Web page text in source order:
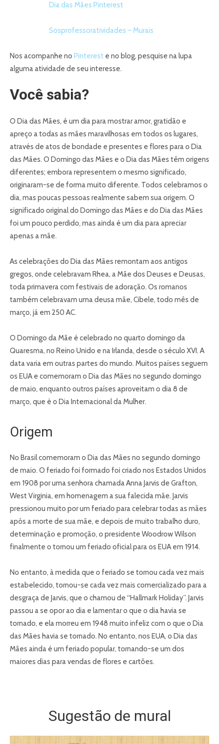
Dia das Mães Pinterest
Sosprofessoratividades – Murais
Nos acompanhe no Pinterest e no blog, pesquise na lupa
alguma atividade de seu interesse.
Você sabia?
O Dia das Mães, é um dia para mostrar amor, gratidão e
apreço a todas as mães maravilhosas em todos os lugares,
através de atos de bondade e presentes e flores para o Dia
das Mães. O Domingo das Mães e o Dia das Mães têm origens
diferentes; embora representem o mesmo significado,
originaram-se de forma muito diferente. Todos celebramos o
dia, mas poucas pessoas realmente sabem sua origem. O
significado original do Domingo das Mães e do Dia das Mães
foi um pouco perdido, mas ainda é um dia para apreciar
apenas a mãe.
As celebrações do Dia das Mães remontam aos antigos
gregos, onde celebravam Rhea, a Mãe dos Deuses e Deusas,
toda primavera com festivais de adoração. Os romanos
também celebravam uma deusa mãe, Cibele, todo mês de
março, já em 250 AC.
O Domingo da Mãe é celebrado no quarto domingo da
Quaresma, no Reino Unido e na Irlanda, desde o século XVI. A
data varia em outras partes do mundo. Muitos países seguem
os EUA e comemoram o Dia das Mães no segundo domingo
de maio, enquanto outros países aproveitam o dia 8 de
março, que é o Dia Internacional da Mulher.
Origem
No Brasil comemoram o Dia das Mães no segundo domingo
de maio. O feriado foi formado foi criado nos Estados Unidos
em 1908 por uma senhora chamada Anna Jarvis de Grafton,
West Virginia, em homenagem a sua falecida mãe. Jarvis
pressionou muito por um feriado para celebrar todas as mães
após a morte de sua mãe, e depois de muito trabalho duro,
determinação e promoção, o presidente Woodrow Wilson
finalmente o tornou um feriado oficial para os EUA em 1914.
No entanto, à medida que o feriado se tornou cada vez mais
estabelecido, tornou-se cada vez mais comercializado para a
desgraça de Jarvis, que o chamou de “Hallmark Holiday”. Jarvis
passou a se opor ao dia e lamentar o que o dia havia se
tornado, e ela morreu em 1948 muito infeliz com o que o Dia
das Mães havia se tornado. No entanto, nos EUA, o Dia das
Mães ainda é um feriado popular, tornando-se um dos
maiores dias para vendas de flores e cartões.
Sugestão de mural